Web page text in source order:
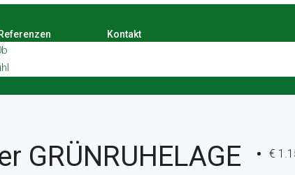
Referenzen Kontakt
GRÜNRUHELAGE €